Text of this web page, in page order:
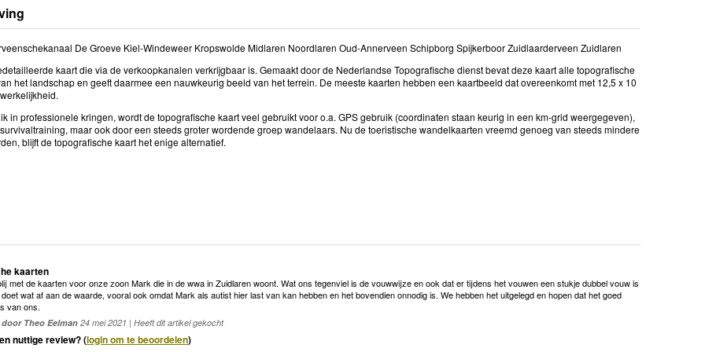
De Groeve Kiel-Windeweer Kropswolde Midlaren Noordlaren Oud-Annerveen Schipborg Spijkerboor Zuidlaarderveen Zuidlaren
kaart die via de verkoopkanalen verkrijgbaar is. Gemaakt door de Nederlandse Topografische dienst bevat deze kaart alle topografische
het landschap en geeft daarmee een nauwkeurig beeld van het terrein. De meeste kaarten hebben een kaartbeeld dat overeenkomt met 12,5 x 10
in professionele kringen, wordt de topografische kaart veel gebruikt voor o.a. GPS gebruik (coordinaten staan keurig in een km-grid weergegeven),
maar ook door een steeds groter wordende groep wandelaars. Nu de toeristische wandelkaarten vreemd genoeg van steeds mindere
blijft de topografische kaart het enige alternatief.
kaarten
met de kaarten voor onze zoon Mark die in de wwa in Zuidlaren woont. Wat ons tegenviel is de vouwwijze en ook dat er tijdens het vouwen een stukje dubbel vouw is
wat af aan de waarde, vooral ook omdat Mark als autist hier last van kan hebben en het bovendien onnodig is. We hebben het uitgelegd en hopen dat het goed
van ons.
door Theo Eelman 24 mei 2021 | Heeft dit artikel gekocht
nuttige review? (login om te beoordelen)